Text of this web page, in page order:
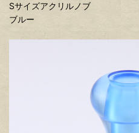
Sサイズアクリルノブ
ブルー